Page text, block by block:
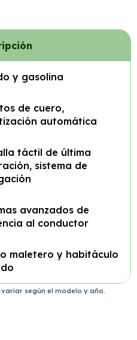
y gasolina
de cuero,
automática
táctil de última
sistema de
avanzados de
al conductor
maletero y habitáculo
según el modelo y año.